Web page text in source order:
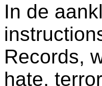
In de
Records,
hate,